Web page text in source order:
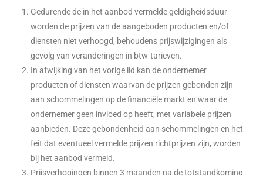
Gedurende de in het aanbod vermelde geldigheidsduur
worden de prijzen van de aangeboden producten en/of
diensten niet verhoogd, behoudens prijswijzigingen als
gevolg van veranderingen in btw-tarieven.
In afwijking van het vorige lid kan de ondernemer
producten of diensten waarvan de prijzen gebonden zijn
aan schommelingen op de financiële markt en waar de
ondernemer geen invloed op heeft, met variabele prijzen
aanbieden. Deze gebondenheid aan schommelingen en het
feit dat eventueel vermelde prijzen richtprijzen zijn, worden
bij het aanbod vermeld.
Prijsverhogingen binnen 3 maanden na de totstandkoming